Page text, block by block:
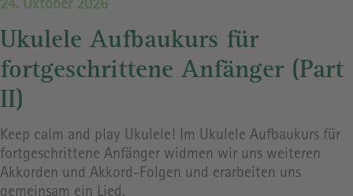
24. Oktober 2026
Ukulele Aufbaukurs für
fortgeschrittene Anfänger (Part
II)
Keep calm and play Ukulele! Im Ukulele Aufbaukurs für
fortgeschrittene Anfänger widmen wir uns weiteren
Akkorden und Akkord-Folgen und erarbeiten uns